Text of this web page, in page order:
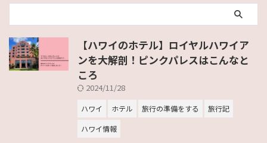
【ハワイのホテル】ロイヤルハワイア
ンを大解剖！ピンクパレスはこんなと
ころ
2024/11/28
ハワイ ホテル 旅行の準備をする
旅行記
ハワイ情報